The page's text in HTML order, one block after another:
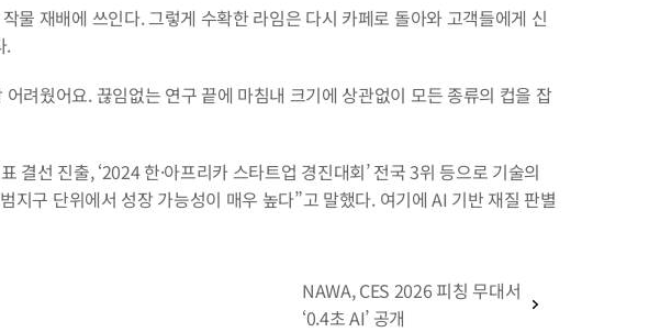
물 재배에 쓰인다. 그렇게 수확한 라임은 다시 카페로 돌아와 고객들에게 신
.
려웠어요. 끊임없는 연구 끝에 마침내 크기에 상관없이 모든 종류의 컵을 잡
선 진출, ‘2024 한·아프리카 스타트업 경진대회’ 전국 3위 등으로 기술의
구 단위에서 성장 가능성이 매우 높다”고 말했다. 여기에 AI 기반 재질 판별
NAWA, CES 2026 피칭 무대서
‘0.4초 AI’ 공개